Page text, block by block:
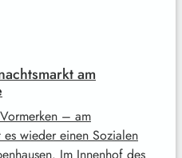
am
– am
wieder einen Sozialen
Im Innenhof des